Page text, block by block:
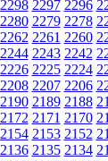
2298 2297 2296
2280 2279 2278
2262 2261 2260
2244 2243 2242
2226 2225 2224
2208 2207 2206
2190 2189 2188
2172 2171 2170
2154 2153 2152
2136 2135 2134